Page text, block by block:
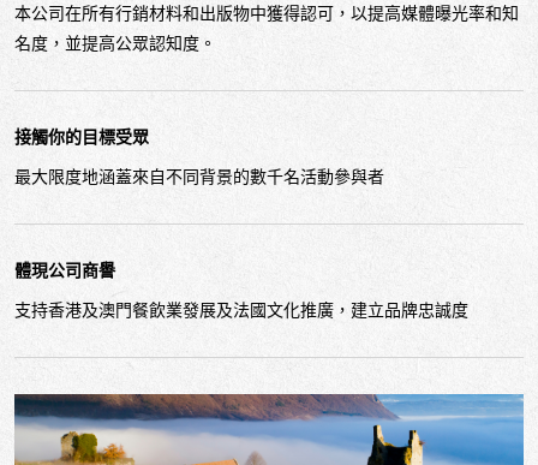
本公司在所有行銷材料和出版物中獲得認可，以提高媒體曝光率和知
名度，並提高公眾認知度。
接觸你的目標受眾
最大限度地涵蓋來自不同背景的數千名活動參與者
體現公司商譽
支持香港及澳門餐飲業發展及法國文化推廣，建立品牌忠誠度